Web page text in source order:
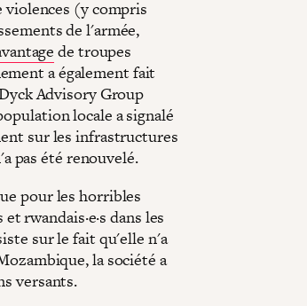
violences (y compris
de l'armée,
de troupes
a également fait
Advisory Group
locale a signalé
sur les infrastructures
pas été renouvelé.
pour les horribles
rwandais·e·s dans les
sur le fait qu'elle n'a
la société a
versants.